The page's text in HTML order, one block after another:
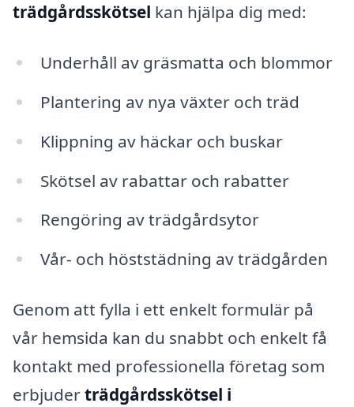
trädgårdsskötsel kan hjälpa dig med:
Underhåll av gräsmatta och blommor
Plantering av nya växter och träd
Klippning av häckar och buskar
Skötsel av rabattar och rabatter
Rengöring av trädgårdsytor
Vår- och höststädning av trädgården
Genom att fylla i ett enkelt formulär på
vår hemsida kan du snabbt och enkelt få
kontakt med professionella företag som
erbjuderträdgårdsskötsel i